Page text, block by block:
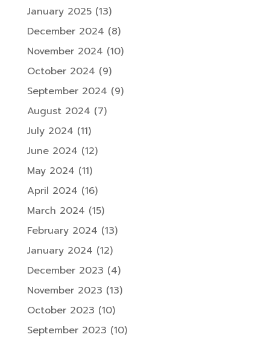
January 2025(13)
December 2024 (8)
November 2024 (10)
October 2024 (9)
September 2024 (9)
August 2024 (7)
July 2024 (11)
June 2024 (12)
May 2024 (11)
April 2024 (16)
March 2024 (15)
February 2024 (13)
January 2024 (12)
December 2023 (4)
November 2023 (13)
October 2023 (10)
September 2023 (10)